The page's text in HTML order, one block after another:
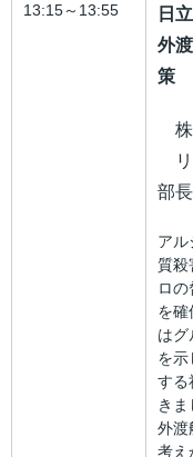
13:15～13:55
日
外
策
株
リ
部
アル
質殺
ロ
を確
はグ
を示
する
き
外渡
考え